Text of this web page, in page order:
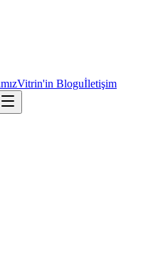
Vitrin'in Bloguİletişim